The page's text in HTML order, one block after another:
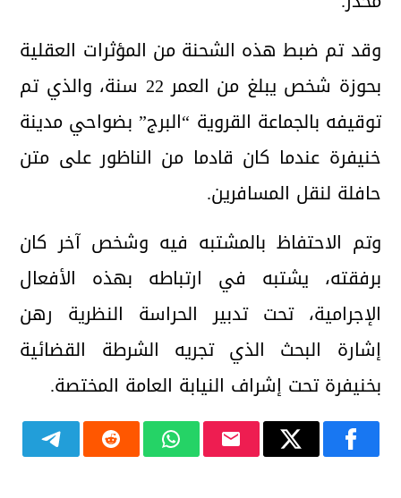
وقد تم ضبط هذه الشحنة من المؤثرات العقلية
بحوزة شخص يبلغ من العمر 22 سنة، والذي تم
توقيفه بالجماعة القروية “البرج” بضواحي مدينة
خنيفرة عندما كان قادما من الناظور على متن
حافلة لنقل المسافرين.
وتم الاحتفاظ بالمشتبه فيه وشخص آخر كان
برفقته، يشتبه في ارتباطه بهذه الأفعال
الإجرامية، تحت تدبير الحراسة النظرية رهن
إشارة البحث الذي تجريه الشرطة القضائية
بخنيفرة تحت إشراف النيابة العامة المختصة.